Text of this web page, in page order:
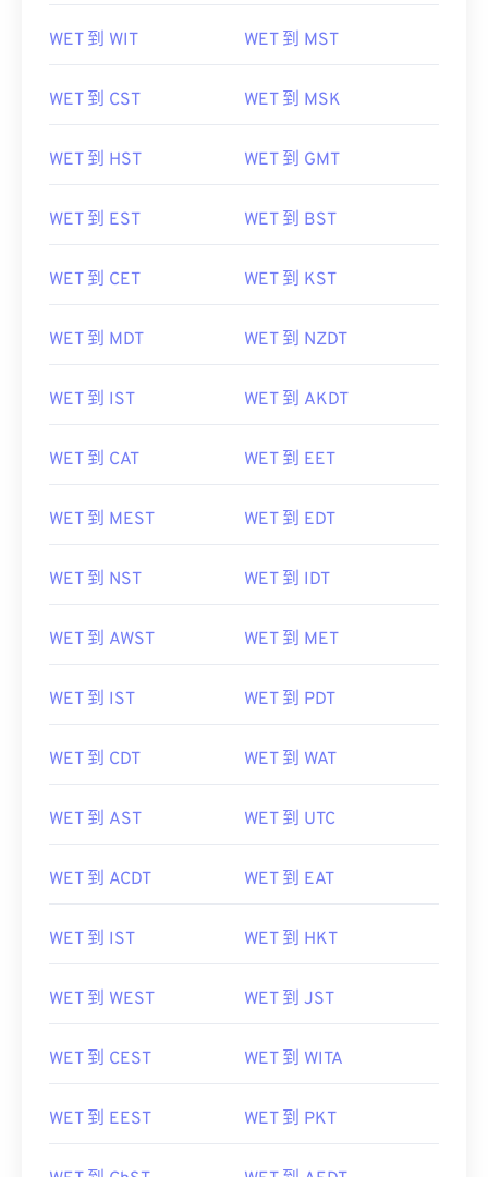
WET 到 CST WET 到 MSK
WET 到 HST WET 到 GMT
WET 到 EST WET 到 BST
WET 到 CET WET 到 KST
WET 到 MDT WET 到 NZDT
WET 到 IST WET 到 AKDT
WET 到 CAT WET 到 EET
WET 到 MEST WET 到 EDT
WET 到 NST WET 到 IDT
WET 到 AWST WET 到 MET
WET 到 IST WET 到 PDT
WET 到 CDT WET 到 WAT
WET 到 AST WET 到 UTC
WET 到 ACDT WET 到 EAT
WET 到 IST WET 到 HKT
WET 到 WEST WET 到 JST
WET 到 CEST WET 到 WITA
WET 到 EEST WET 到 PKT
WET 到 ChST WET 到 AEDT